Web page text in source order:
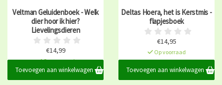
Veltman Geluidenboek - Welk
dier hoor ik hier?
Lievelingsdieren
€14,99
Op voorraad
Toevoegen aan winkelwagen
Deltas Hoera, het is Kerstmis -
flapjesboek
€14,95
Op voorraad
Toevoegen aan winkelwagen